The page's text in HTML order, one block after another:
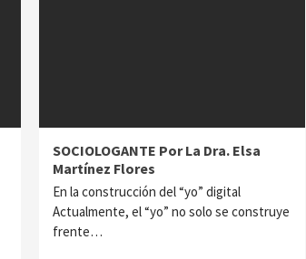
SOCIOLOGANTE Por La Dra. Elsa
Martínez Flores
En la construcción del “yo” digital
Actualmente, el “yo” no solo se construye
frente…